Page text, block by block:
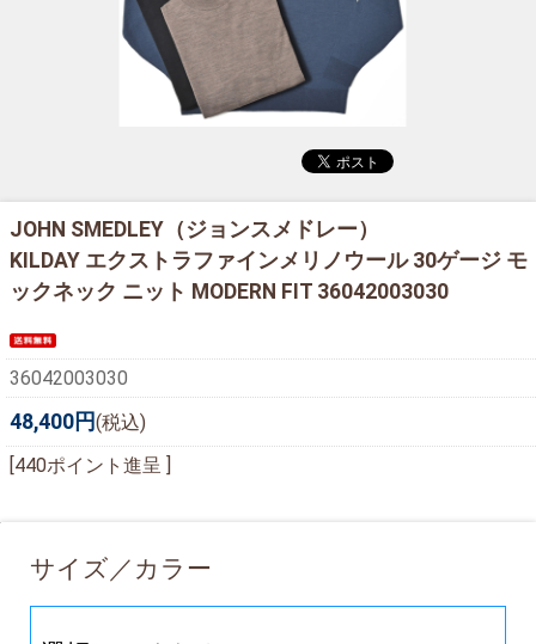
JOHN SMEDLEY（ジョンスメドレー）
KILDAY エクストラファインメリノウール 30ゲージ モ
ックネック ニット MODERN FIT 36042003030
36042003030
48,400円(税込)
[440ポイント進呈 ]
サイズ／カラー